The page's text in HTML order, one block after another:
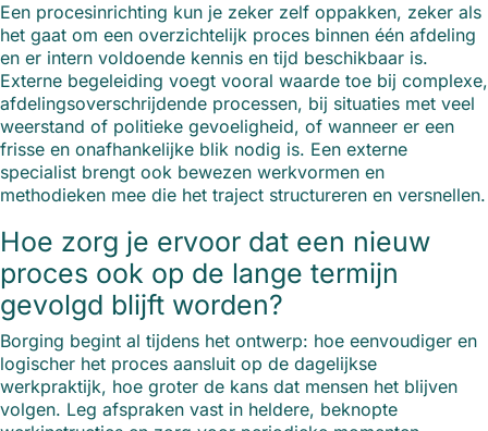
Een procesinrichting kun je zeker zelf oppakken, zeker als
het gaat om een overzichtelijk proces binnen één afdeling
en er intern voldoende kennis en tijd beschikbaar is.
Externe begeleiding voegt vooral waarde toe bij complexe,
afdelingsoverschrijdende processen, bij situaties met veel
weerstand of politieke gevoeligheid, of wanneer er een
frisse en onafhankelijke blik nodig is. Een externe
specialist brengt ook bewezen werkvormen en
methodieken mee die het traject structureren en versnellen.
Hoe zorg je ervoor dat een nieuw
proces ook op de lange termijn
gevolgd blijft worden?
Borging begint al tijdens het ontwerp: hoe eenvoudiger en
logischer het proces aansluit op de dagelijkse
werkpraktijk, hoe groter de kans dat mensen het blijven
volgen. Leg afspraken vast in heldere, beknopte